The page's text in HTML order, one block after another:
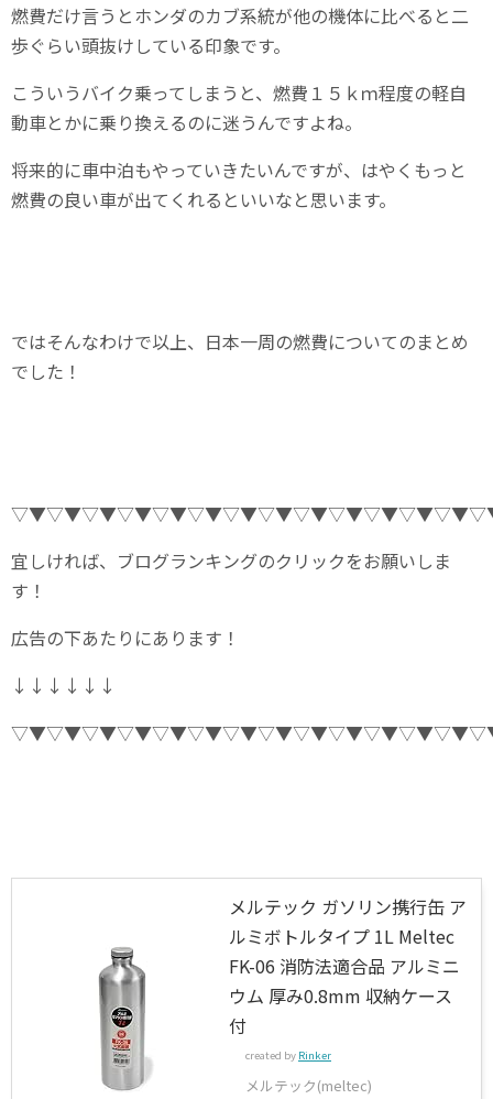
燃費だけ言うとホンダのカブ系統が他の機体に比べると二
歩ぐらい頭抜けしている印象です。
こういうバイク乗ってしまうと、燃費１５ｋｍ程度の軽自
動車とかに乗り換えるのに迷うんですよね。
将来的に車中泊もやっていきたいんですが、はやくもっと
燃費の良い車が出てくれるといいなと思います。
ではそんなわけで以上、日本一周の燃費についてのまとめ
でした！
宜しければ、ブログランキングのクリックをお願いしま
す！
広告の下あたりにあります！
↓↓↓↓↓↓
メルテック ガソリン携行缶 ア
ルミボトルタイプ 1L Meltec
FK-06 消防法適合品 アルミニ
ウム 厚み0.8mm 収納ケース
付
created by Rinker
メルテック(meltec)